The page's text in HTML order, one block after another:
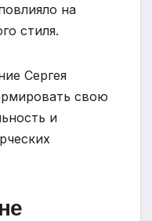
на
стиля.
Сергея
свою
и